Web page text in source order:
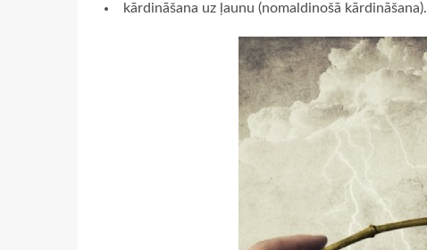
kārdināšana uz ļaunu (nomaldinošā kārdināšana).